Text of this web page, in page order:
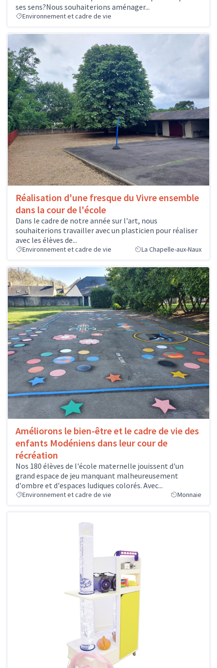
ses sens?Nous souhaiterions aménager...
Environnement et cadre de vie
Réalisation d'une fresque du Vivre ensemble
dans la cour de l'école
Dans le cadre de notre année sur l'art, nous
souhaiterions travailler avec un plasticien pour réaliser
avec les élèves de...
Environnement et cadre de vie La Chapelle-aux-Naux
Améliorons le bien-être et le cadre de vie des
enfants Modéniens dans leur cour de
récréation
Nos 180 élèves de l'école maternelle jouissent d'un
grand espace de jeu manquant malheureusement
d'ombre et d'espaces ludiques colorés. Avec...
Environnement et cadre de vie Monnaie